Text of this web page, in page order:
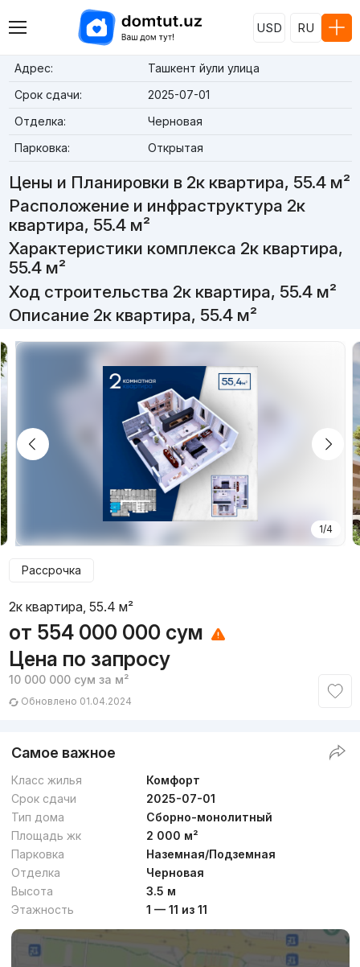
USD RU
Адрес:
Ташкент йули улица
Срок сдачи:
2025-07-01
Отделка:
Черновая
Парковка:
Открытая
Цены и Планировки в 2к квартира, 55.4 м²
Расположение и инфраструктура 2к
квартира, 55.4 м²
Характеристики комплекса 2к квартира,
55.4 м²
Ход строительства 2к квартира, 55.4 м²
Описание 2к квартира, 55.4 м²
1/4
Рассрочка
2к квартира, 55.4 м²
от 554 000 000 сум
Цена по запросу
10 000 000 сум за м²
Обновлено 01.04.2024
Самое важное
Класс жилья
Комфорт
Срок сдачи
2025-07-01
Тип дома
Сборно-монолитный
Площадь жк
2 000 м²
Парковка
Наземная/Подземная
Отделка
Черновая
Высота
3.5 м
Этажность
1 — 11 из 11